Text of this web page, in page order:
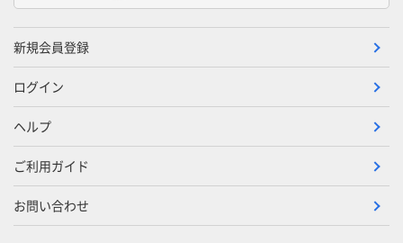
新規会員登録
ログイン
ヘルプ
ご利用ガイド
お問い合わせ